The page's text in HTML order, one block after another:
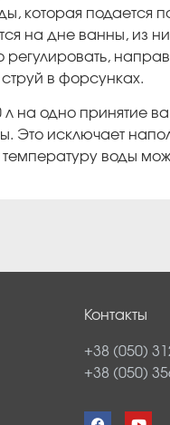
которая подается
на дне ванны, из
в форсунках.
на одно принятие
Это исключает
воды
Контакты
+38 (050)
+38 (050)